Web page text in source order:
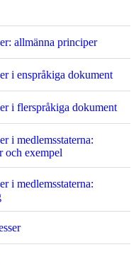
allmänna principer
i enspråkiga dokument
i flerspråkiga dokument
i medlemsstaterna:
och exempel
i medlemsstaterna: